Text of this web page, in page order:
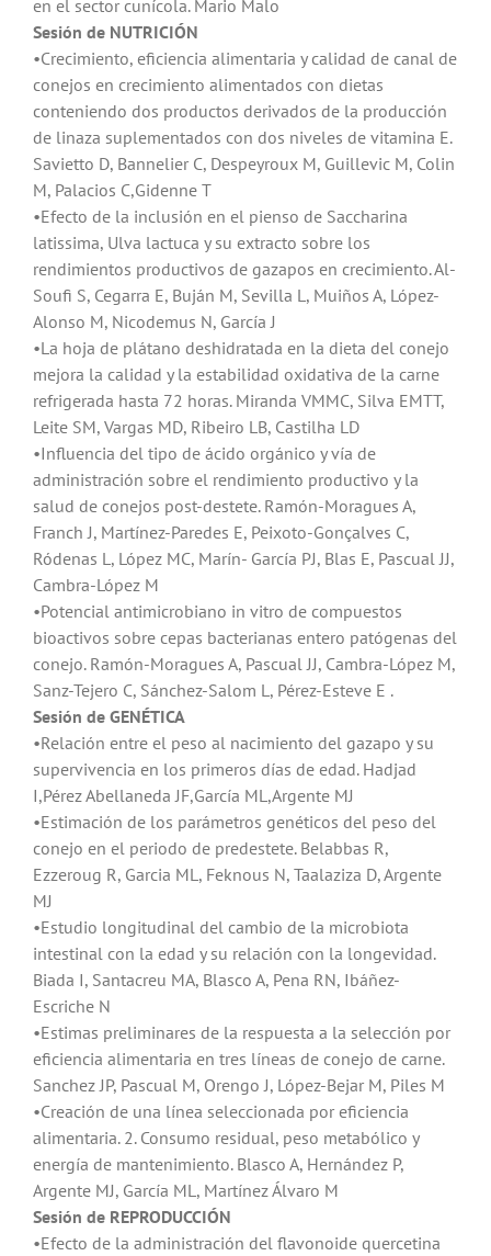
en el sector cunícola. Mario Malo
Sesión de NUTRICIÓN
•Crecimiento, eficiencia alimentaria y calidad de canal de
conejos en crecimiento alimentados con dietas
conteniendo dos productos derivados de la producción
de linaza suplementados con dos niveles de vitamina E.
Savietto D, Bannelier C, Despeyroux M, Guillevic M, Colin
M, Palacios C,Gidenne T
•Efecto de la inclusión en el pienso de Saccharina
latissima, Ulva lactuca y su extracto sobre los
rendimientos productivos de gazapos en crecimiento. Al-
Soufi S, Cegarra E, Buján M, Sevilla L, Muiños A, López-
Alonso M, Nicodemus N, García J
•La hoja de plátano deshidratada en la dieta del conejo
mejora la calidad y la estabilidad oxidativa de la carne
refrigerada hasta 72 horas. Miranda VMMC, Silva EMTT,
Leite SM, Vargas MD, Ribeiro LB, Castilha LD
•Influencia del tipo de ácido orgánico y vía de
administración sobre el rendimiento productivo y la
salud de conejos post-destete. Ramón-Moragues A,
Franch J, Martínez-Paredes E, Peixoto-Gonçalves C,
Ródenas L, López MC, Marín- García PJ, Blas E, Pascual JJ,
Cambra-López M
•Potencial antimicrobiano in vitro de compuestos
bioactivos sobre cepas bacterianas entero patógenas del
conejo. Ramón-Moragues A, Pascual JJ, Cambra-López M,
Sanz-Tejero C, Sánchez-Salom L, Pérez-Esteve E .
Sesión de GENÉTICA
•Relación entre el peso al nacimiento del gazapo y su
supervivencia en los primeros días de edad. Hadjad
I,Pérez Abellaneda JF,García ML,Argente MJ
•Estimación de los parámetros genéticos del peso del
conejo en el periodo de predestete. Belabbas R,
Ezzeroug R, Garcia ML, Feknous N, Taalaziza D, Argente
MJ
•Estudio longitudinal del cambio de la microbiota
intestinal con la edad y su relación con la longevidad.
Biada I, Santacreu MA, Blasco A, Pena RN, Ibáñez-
Escriche N
•Estimas preliminares de la respuesta a la selección por
eficiencia alimentaria en tres líneas de conejo de carne.
Sanchez JP, Pascual M, Orengo J, López-Bejar M, Piles M
•Creación de una línea seleccionada por eficiencia
alimentaria. 2. Consumo residual, peso metabólico y
energía de mantenimiento. Blasco A, Hernández P,
Argente MJ, García ML, Martínez Álvaro M
Sesión de REPRODUCCIÓN
•Efecto de la administración del flavonoide quercetina